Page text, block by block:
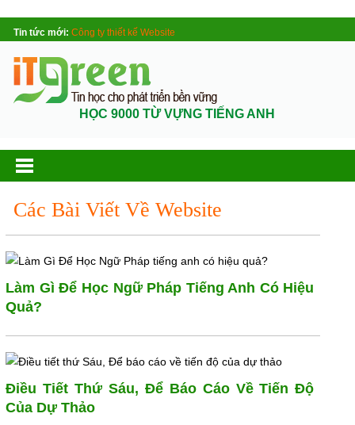
Tin tức mới: Công ty thiết kế Website
HỌC 9000 TỪ VỰNG TIẾNG ANH
Các Bài Viết Về Website
Làm Gì Để Học Ngữ Pháp Tiếng Anh Có Hiệu
Quả?
Điều Tiết Thứ Sáu, Để Báo Cáo Về Tiến Độ
Của Dự Thảo